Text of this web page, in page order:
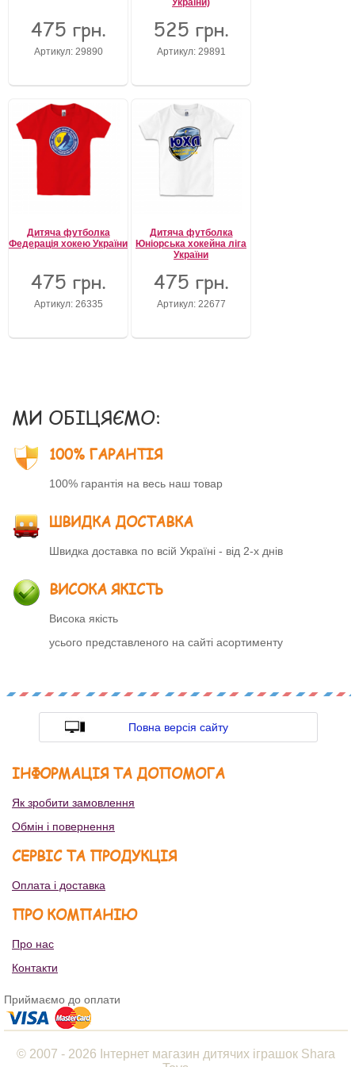
Забули свій пароль?
Забули своє Ім’я Користувача?
Зареєструватися
475 грн.
Артикул: 29890
України)
525 грн.
Артикул: 29891
Дитяча футболка
Федерація хокею України
475 грн.
Артикул: 26335
Дитяча футболка
Юніорська хокейна ліга
України
475 грн.
Артикул: 22677
МИ ОБІЦЯЄМО:
100% ГАРАНТІЯ
100% гарантія на весь наш товар
ШВИДКА ДОСТАВКА
Швидка доставка по всій Україні - від 2-х днів
ВИСОКА ЯКІСТЬ
Висока якість
усього представленого на сайті асортименту
Повна версія сайту
ІНФОРМАЦІЯ ТА ДОПОМОГА
Як зробити замовлення
Обмін і повернення
СЕРВІС ТА ПРОДУКЦІЯ
Оплата і доставка
ПРО КОМПАНІЮ
Про нас
Контакти
Приймаємо до оплати
© 2007 - 2026 Інтернет магазин дитячих іграшок Shara